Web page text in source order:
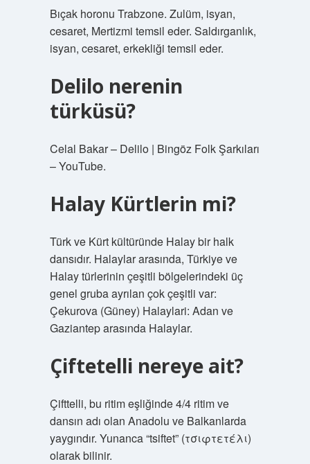
Bıçak horonu Trabzone. Zulüm, isyan,
cesaret, Mertizmi temsil eder. Saldırganlık,
isyan, cesaret, erkekliği temsil eder.
Delilo nerenin
türküsü?
Celal Bakar – Delilo | Bingöz Folk Şarkıları
– YouTube.
Halay Kürtlerin mi?
Türk ve Kürt kültüründe Halay bir halk
dansıdır. Halaylar arasında, Türkiye ve
Halay türlerinin çeşitli bölgelerindeki üç
genel gruba ayrılan çok çeşitli var:
Çekurova (Güney) Halaylari: Adan ve
Gaziantep arasında Halaylar.
Çiftetelli nereye ait?
Çifttelli, bu ritim eşliğinde 4/4 ritim ve
dansın adı olan Anadolu ve Balkanlarda
yaygındır. Yunanca “tsiftet” (τσιφτετέλι)
olarak bilinir.